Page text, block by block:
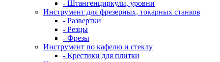
- Штангенциркули, уровни
Инструмент для фрезерных, токарных станков
- Развертки
- Резцы
- Фрезы
Инструмент по кафелю и стеклу
- Крестики для плитки